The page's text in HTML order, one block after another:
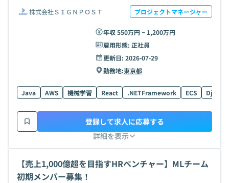
株式会社ＳＩＧＮＰＯＳＴ プロジェクトマネージャー
年収 550万円 ~ 1,200万円
雇用形態: 正社員
更新日: 2026-07-29
勤務地:東京都
Java AWS 機械学習 React .NETFramework ECS Django
詳細を表示
登録して求人に応募する
【売上1,000億超を目指すHRベンチャー】MLチーム
初期メンバー募集！